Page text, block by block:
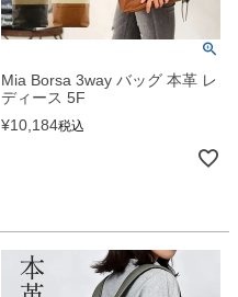
Mia Borsa 3way バッグ 本革 レ
ディース 5F
¥10,184税込